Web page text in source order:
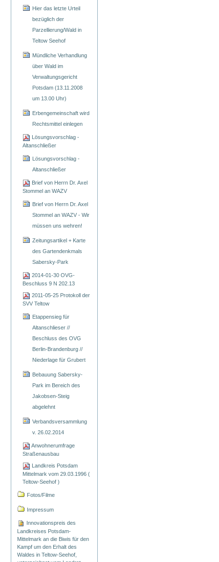
Hier das letzte Urteil
bezüglich der
Parzellierung/Wald in
Teltow Seehof
Mündliche Verhandlung
über Wald im
Verwaltungsgericht
Potsdam (13.11.2008
um 13.00 Uhr)
Erbengemeinschaft wird
Rechtsmittel einlegen
Lösungsvorschlag -
Altanschließer
Lösungsvorschlag -
Altanschließer
Brief von Herrn Dr. Axel
Stommel an WAZV
Brief von Herrn Dr. Axel
Stommel an WAZV - Wir
müssen uns wehren!
Zeitungsartikel + Karte
des Gartendenkmals
Sabersky-Park
2014-01-30 OVG-
Beschluss 9 N 202.13
2011-05-25 Protokoll der
SVV Teltow
Etappensieg für
Altanschlieser //
Beschluss des OVG
Berlin-Brandenburg //
Niederlage für Grubert
Bebauung Sabersky-
Park im Bereich des
Jakobsen-Steig
abgelehnt
Verbandsversammlung
v. 26.02.2014
Anwohnerumfrage
Straßenausbau
Landkreis Potsdam
Mittelmark vom 29.03.1996 (
Teltow-Seehof )
Fotos/Filme
Impressum
Innovationspreis des
Landkreises Potsdam-
Mittelmark an die Biwis für den
Kampf um den Erhalt des
Waldes in Teltow-Seehof,